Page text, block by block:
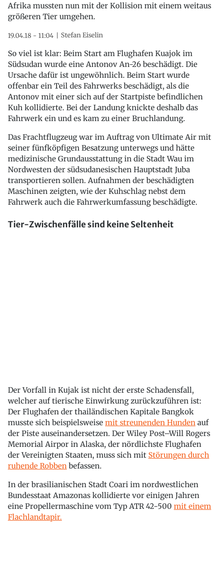
Afrika mussten nun mit der Kollision mit einem weitaus
größeren Tier umgehen.
19.04.18 - 11:04 Stefan Eiselin
So viel ist klar: Beim Start am Flughafen Kuajok im
Südsudan wurde eine Antonov An-26 beschädigt. Die
Ursache dafür ist ungewöhnlich. Beim Start wurde
offenbar ein Teil des Fahrwerks beschädigt, als die
Antonov mit einer sich auf der Startpiste befindlichen
Kuh kollidierte. Bei der Landung knickte deshalb das
Fahrwerk ein und es kam zu einer Bruchlandung.
Das Frachtflugzeug war im Auftrag von Ultimate Air mit
seiner fünfköpfigen Besatzung unterwegs und hätte
medizinische Grundausstattung in die Stadt Wau im
Nordwesten der südsudanesischen Hauptstadt Juba
transportieren sollen. Aufnahmen der beschädigten
Maschinen zeigten, wie der Kuhschlag nebst dem
Fahrwerk auch die Fahrwerkumfassung beschädigte.
Tier-Zwischenfälle sind keine Seltenheit
Der Vorfall in Kujak ist nicht der erste Schadensfall,
welcher auf tierische Einwirkung zurückzuführen ist:
Der Flughafen der thailändischen Kapitale Bangkok
musste sich beispielsweise mit streunenden Hunden auf
der Piste auseinandersetzen. Der Wiley Post–Will Rogers
Memorial Airpor in Alaska, der nördlichste Flughafen
der Vereinigten Staaten, muss sich mit Störungen durch
ruhende Robben befassen.
In der brasilianischen Stadt Coari im nordwestlichen
Bundesstaat Amazonas kollidierte vor einigen Jahren
eine Propellermaschine vom Typ ATR 42-500 mit einem
Flachlandtapir.